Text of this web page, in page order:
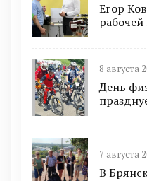
Егор
8 августа
День
7 августа
В